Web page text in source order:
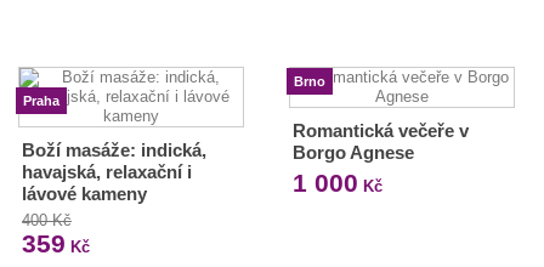
Praha
Boží masáže: indická,
havajská, relaxační i
lávové kameny
400 Kč
359 Kč
Brno
Romantická večeře v
Borgo Agnese
1 000 Kč